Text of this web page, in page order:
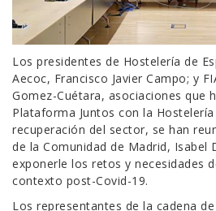
Los presidentes de Hostelería de
Aecoc, Francisco Javier Campo; y
Gomez-Cuétara, asociaciones que
Plataforma Juntos con la
recuperación del sector, se han
de la Comunidad de Madrid, Isabel
exponerle los retos y necesidades
contexto post-Covid-19.
Los representantes de la cadena